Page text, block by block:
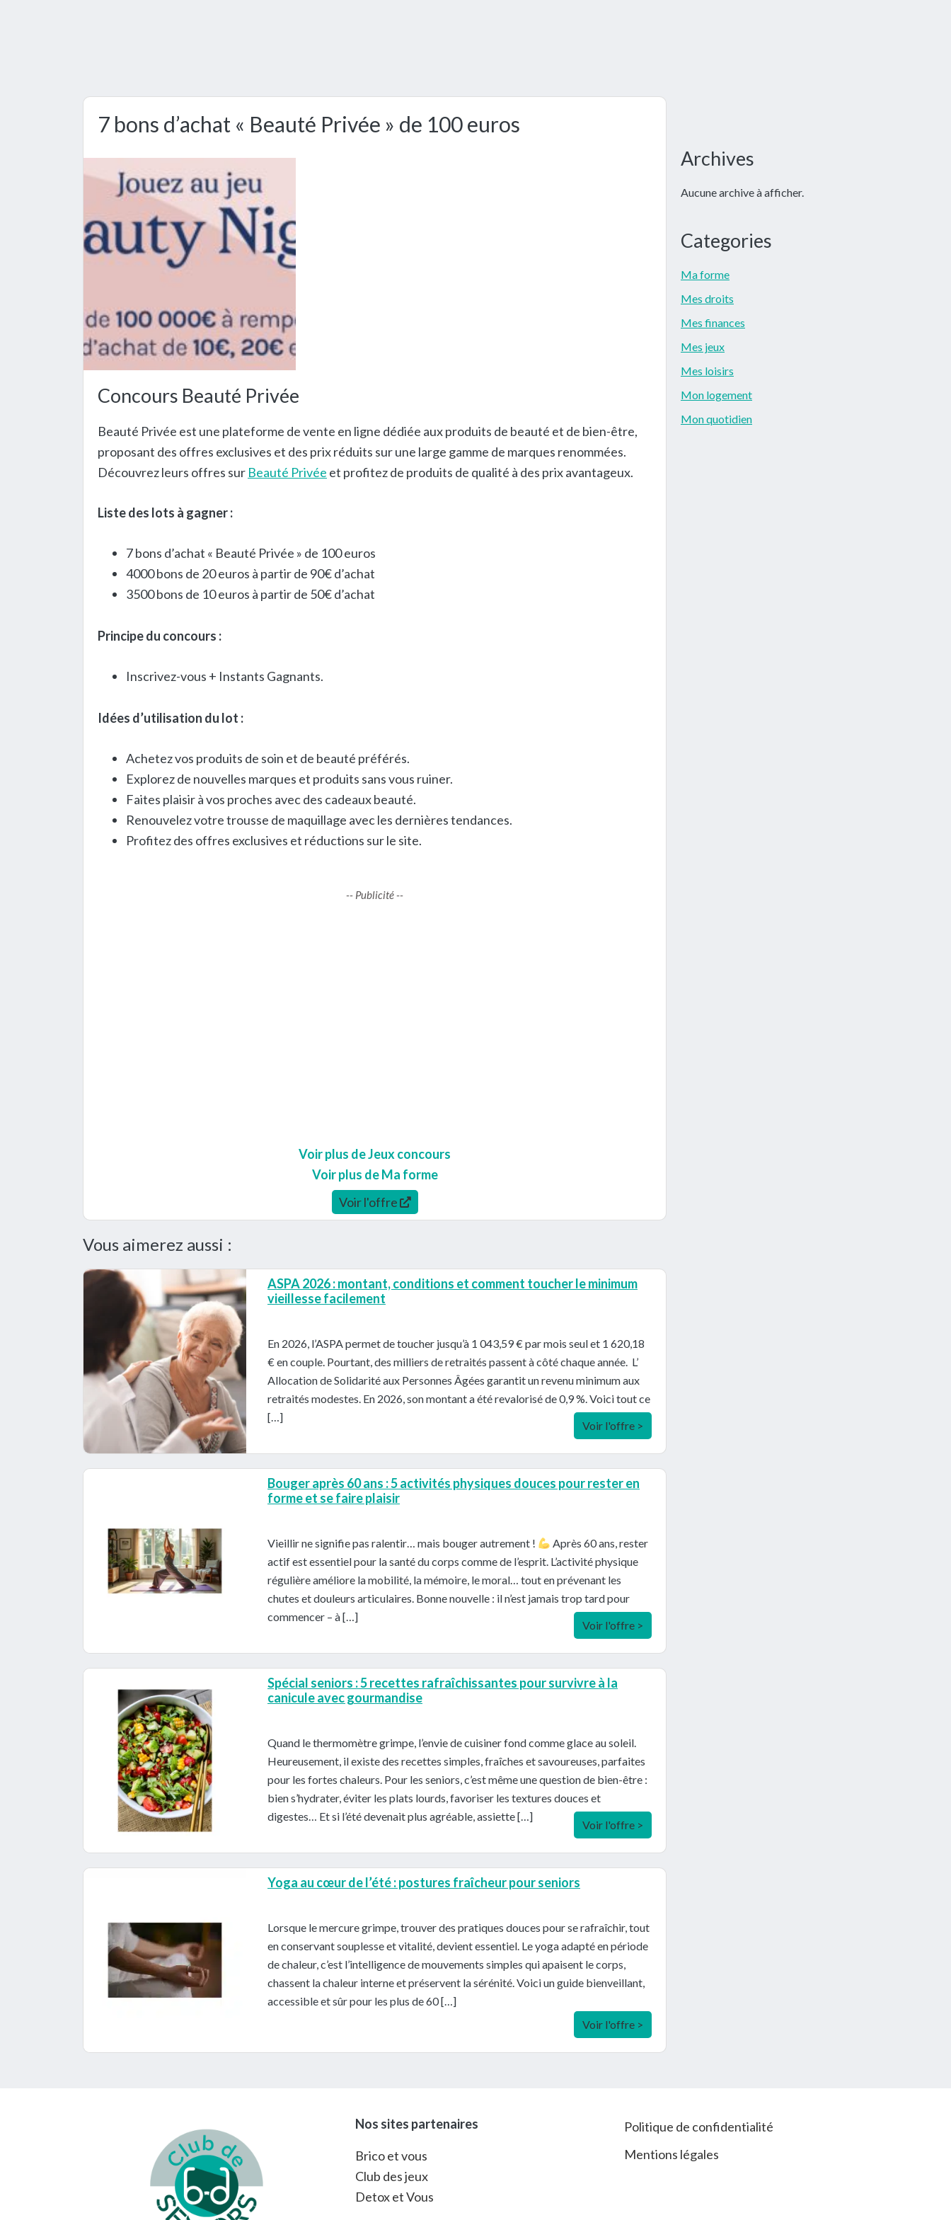
7 bons d’achat « Beauté Privée » de 100 euros
Concours Beauté Privée
Beauté Privée est une plateforme de vente en ligne dédiée aux produits de beauté et de bien-être,
proposant des offres exclusives et des prix réduits sur une large gamme de marques renommées.
Découvrez leurs offres sur Beauté Privée et profitez de produits de qualité à des prix avantageux.
Liste des lots à gagner :
7 bons d’achat « Beauté Privée » de 100 euros
4000 bons de 20 euros à partir de 90€ d’achat
3500 bons de 10 euros à partir de 50€ d’achat
Principe du concours :
Inscrivez-vous + Instants Gagnants.
Idées d’utilisation du lot :
Achetez vos produits de soin et de beauté préférés.
Explorez de nouvelles marques et produits sans vous ruiner.
Faites plaisir à vos proches avec des cadeaux beauté.
Renouvelez votre trousse de maquillage avec les dernières tendances.
Profitez des offres exclusives et réductions sur le site.
-- Publicité --
Voir plus de Jeux concours
Voir plus de Ma forme
Voir l'offre
Vous aimerez aussi :
ASPA 2026 : montant, conditions et comment toucher le minimum
vieillesse facilement
En 2026, l’ASPA permet de toucher jusqu’à 1 043,59 € par mois seul et 1 620,18
€ en couple. Pourtant, des milliers de retraités passent à côté chaque année. L’
Allocation de Solidarité aux Personnes Âgées garantit un revenu minimum aux
retraités modestes. En 2026, son montant a été revalorisé de 0,9 %. Voici tout ce
[…]
Voir l'offre >
Bouger après 60 ans : 5 activités physiques douces pour rester en
forme et se faire plaisir
Vieillir ne signifie pas ralentir… mais bouger autrement !
Après 60 ans, rester
actif est essentiel pour la santé du corps comme de l’esprit. L’activité physique
régulière améliore la mobilité, la mémoire, le moral… tout en prévenant les
chutes et douleurs articulaires. Bonne nouvelle : il n’est jamais trop tard pour
commencer – à […]
Voir l'offre >
Spécial seniors : 5 recettes rafraîchissantes pour survivre à la
canicule avec gourmandise
Quand le thermomètre grimpe, l’envie de cuisiner fond comme glace au soleil.
Heureusement, il existe des recettes simples, fraîches et savoureuses, parfaites
pour les fortes chaleurs. Pour les seniors, c’est même une question de bien-être :
bien s’hydrater, éviter les plats lourds, favoriser les textures douces et
digestes… Et si l’été devenait plus agréable, assiette […]
Voir l'offre >
Yoga au cœur de l’été : postures fraîcheur pour seniors
Lorsque le mercure grimpe, trouver des pratiques douces pour se rafraîchir, tout
en conservant souplesse et vitalité, devient essentiel. Le yoga adapté en période
de chaleur, c’est l’intelligence de mouvements simples qui apaisent le corps,
chassent la chaleur interne et préservent la sérénité. Voici un guide bienveillant,
accessible et sûr pour les plus de 60 […]
Voir l'offre >
Barre
principale
Archives
Aucune archive à afficher.
Categories
Ma forme
Mes droits
Mes finances
Mes jeux
Mes loisirs
Mon logement
Mon quotidien
Nos sites partenaires
Brico et vous
Club des jeux
Detox et Vous
Politique de confidentialité
Mentions légales